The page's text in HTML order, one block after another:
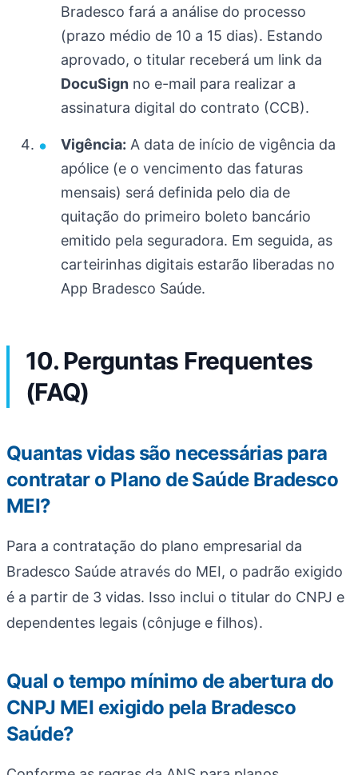
Bradesco fará a análise do processo
(prazo médio de 10 a 15 dias). Estando
aprovado, o titular receberá um link da
DocuSign no e-mail para realizar a
assinatura digital do contrato (CCB).
Vigência: A data de início de vigência da
apólice (e o vencimento das faturas
mensais) será definida pelo dia de
quitação do primeiro boleto bancário
emitido pela seguradora. Em seguida, as
carteirinhas digitais estarão liberadas no
App Bradesco Saúde.
10. Perguntas Frequentes
(FAQ)
Quantas vidas são necessárias para
contratar o Plano de Saúde Bradesco
MEI?
Para a contratação do plano empresarial da
Bradesco Saúde através do MEI, o padrão exigido
é a partir de 3 vidas. Isso inclui o titular do CNPJ e
dependentes legais (cônjuge e filhos).
Qual o tempo mínimo de abertura do
CNPJ MEI exigido pela Bradesco
Saúde?